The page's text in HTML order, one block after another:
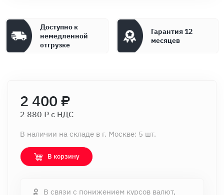
Доступно к
немедленной
отгрузке
Гарантия 12
месяцев
2 400 ₽
2 880 ₽ c НДС
В наличии на складе в г. Москве: 5 шт.
В корзину
В связи с понижением курсов валют,